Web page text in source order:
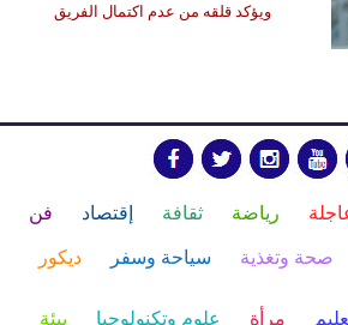
ويؤكد قلقه من عدم اكتمال الفريق
رياضة ثقافة إقتصاد فن
صحة وتغذية سياحة وسفر ديكور
مرأة علوم وتكنولوجيا بيئة